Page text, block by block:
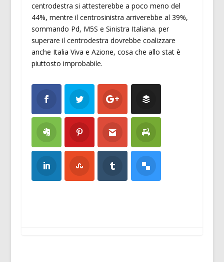
centrodestra si attesterebbe a poco meno del
44%, mentre il centrosinistra arriverebbe al 39%,
sommando Pd, M5S e Sinistra Italiana. per
superare il centrodestra dovrebbe coalizzare
anche Italia Viva e Azione, cosa che allo stat è
piuttosto improbabile.